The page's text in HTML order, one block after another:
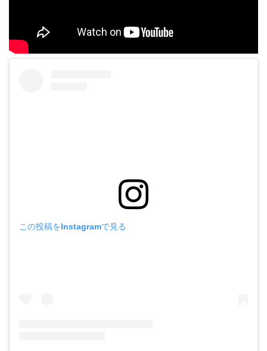
この投稿をInstagramで見る